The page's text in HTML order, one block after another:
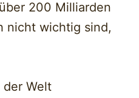
200 Milliarden
nicht wichtig sind,
der Welt